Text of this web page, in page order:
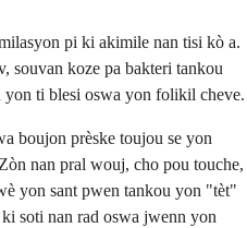
pi ki akimile nan tisi kò a.
souvan koze pa bakteri tankou
yon ti blesi oswa yon folikil cheve.
boujon prèske toujou se yon
nan pral wouj, cho pou touche,
yon sant pwen tankou yon "tèt"
soti nan rad oswa jwenn yon